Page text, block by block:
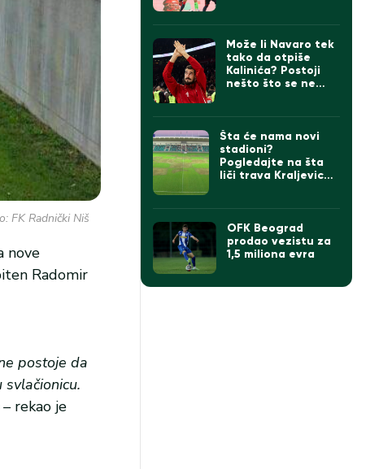
FK Radnički Niš
nove
Radomir
postoje da
rekao je
Može li Navaro tek
tako da otpiše
Kalinića? Postoji
nešto što se ne
Šta će nama novi
stadioni?
Pogledajte na šta
liči trava Kraljevice
OFK Beograd
prodao vezistu za
1,5 miliona evra